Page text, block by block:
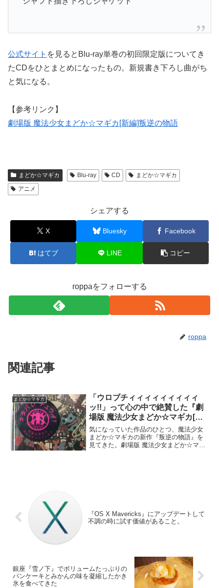
公式サイト を見るとBlu-ray単巻の初回限定版についてき
たCDをひとまとめになったもの。新規書き下ろし曲がち
と気になる。
【参考リンク】
劇場版 魔法少女まどか☆マギカ[新編]叛逆の物語
まどか☆マギカ Blu-ray CD
まどか☆マギカ
アニメ
シェアする
X Bluesky Facebook
はてブ LINE コピー
roppaをフォローする
roppa
関連記事
まどか☆マギカ
「ウロブチィィィィィィィィィ
ッ!!」って心の中で絶賛した『劇
場版 魔法少女まどか☆マギカ[新
編]叛逆の物語』を見てきた!!
#madoka_magica
気になっていた作品のひとつ、魔法少女
まどか☆マギカの新作『叛逆の物語』を
見てきた。劇場版 魔法少女まどか☆マギ
『OS X Mavericks』にアップデートして
不調の時に試す価値があること。
銀座『雪ノ下』でボリュームたっぷりの
パンケーキとみかんの味を凝縮したかき
氷を食べてきた